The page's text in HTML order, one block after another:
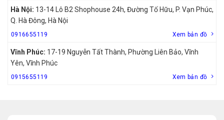
Hà Nội: 13-14 Lô B2 Shophouse 24h, Đường Tố Hữu, P. Vạn Phúc,
Q. Hà Đông, Hà Nội
0916655119 Xem bản đồ
Vĩnh Phúc: 17-19 Nguyễn Tất Thành, Phường Liên Bảo, Vĩnh
Yên, Vĩnh Phúc
0915655119 Xem bản đồ